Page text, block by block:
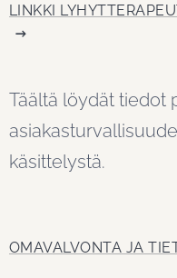
LINKKI
Täältä löydät tiedot
käsittelystä.
OMAVALVONTA JA